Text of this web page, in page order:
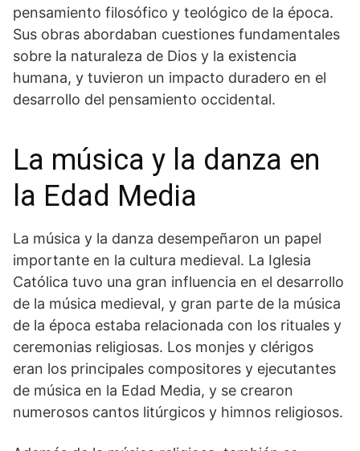
pensamiento filosófico y‌ teológico de la época.
Sus obras abordaban cuestiones fundamentales
sobre la naturaleza de Dios y la ‌existencia
humana, y tuvieron un impacto duradero en el
desarrollo del pensamiento occidental.
La música‌ y la danza en
la Edad Media
La música y la danza ​desempeñaron un papel
importante en⁢ la cultura medieval. La Iglesia
Católica tuvo una gran influencia en el desarrollo
de la música medieval, y gran parte de la música
de la época estaba relacionada con los rituales y
ceremonias religiosas. ⁤Los monjes y clérigos
eran los principales compositores y ejecutantes
de música en la Edad Media, y se crearon
numerosos cantos litúrgicos y⁢ himnos religiosos.